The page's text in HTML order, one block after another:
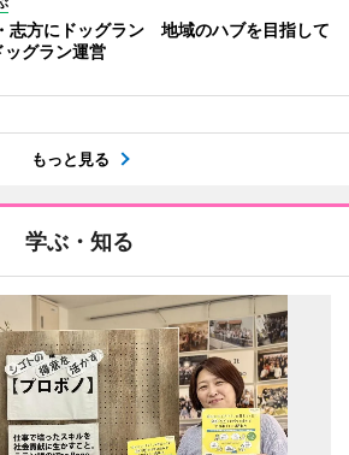
志方にドッグラン 地域のハブを目指して
グラン運営
もっと見る
学ぶ・知る